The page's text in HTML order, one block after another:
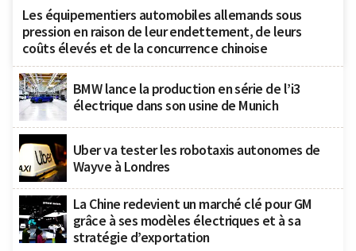
Les équipementiers automobiles allemands sous
pression en raison de leur endettement, de leurs
coûts élevés et de la concurrence chinoise
BMW lance la production en série de l’i3
électrique dans son usine de Munich
Uber va tester les robotaxis autonomes de
Wayve à Londres
La Chine redevient un marché clé pour GM
grâce à ses modèles électriques et à sa
stratégie d’exportation